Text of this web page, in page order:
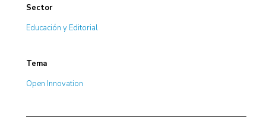
Sector
Educación y Editorial
Tema
Open Innovation